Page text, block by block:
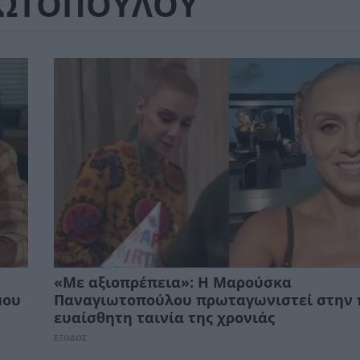
«Με αξιοπρέπεια»: Η Μαρούσκα
Παναγιωτοπούλου πρωταγωνιστεί στην
ευαίσθητη ταινία της χρονιάς
ΕΞΟΔΟΣ